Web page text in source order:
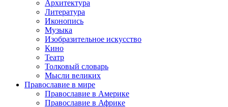
Архитектура
Литература
Иконопись
Музыка
Изобразительное искусство
Кино
Театр
Толковый словарь
Мысли великих
Православие в мире
Православие в Америке
Православие в Африке